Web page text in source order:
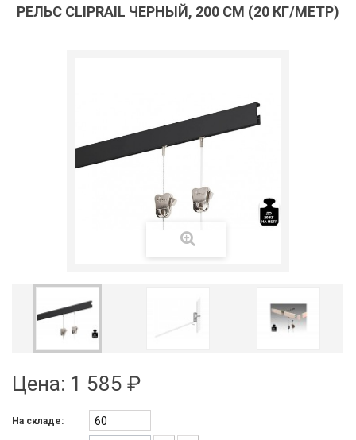
РЕЛЬС CLIPRAIL ЧЕРНЫЙ, 200 СМ (20 КГ/МЕТР)
Цена: 1 585 ₽
На складе: 60